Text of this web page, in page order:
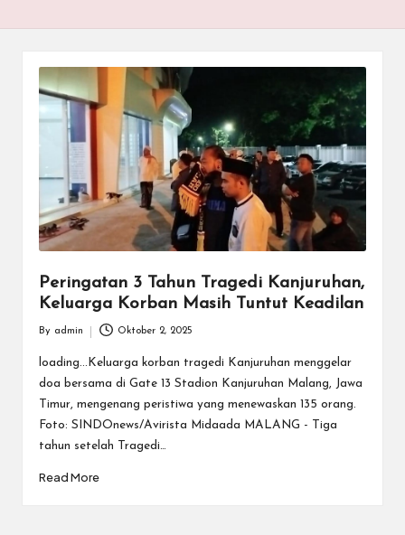
Peringatan 3 Tahun Tragedi Kanjuruhan,
Keluarga Korban Masih Tuntut Keadilan
by
By admin Oktober 2, 2025
loading...Keluarga korban tragedi Kanjuruhan menggelar
doa bersama di Gate 13 Stadion Kanjuruhan Malang, Jawa
Timur, mengenang peristiwa yang menewaskan 135 orang.
Foto: SINDOnews/Avirista Midaada MALANG - Tiga
tahun setelah Tragedi…
Read More